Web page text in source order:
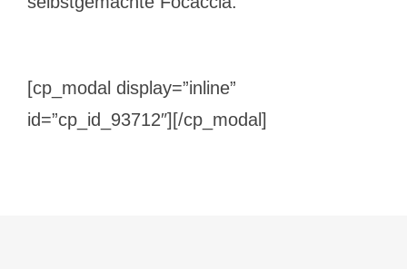
[cp_modal display=”inline”
id=”cp_id_93712″][/cp_modal]